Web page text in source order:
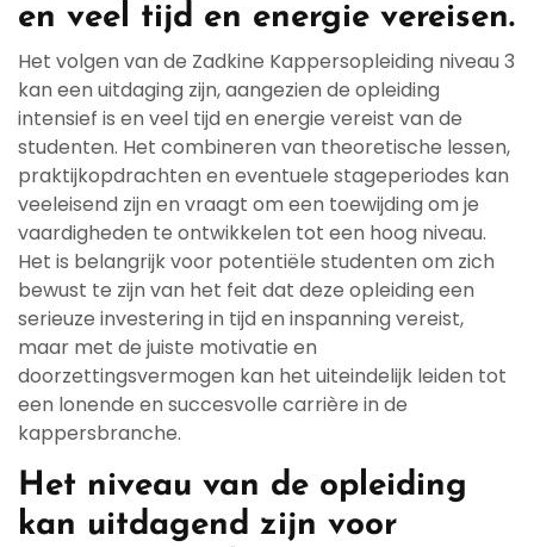
en veel tijd en energie vereisen.
Het volgen van de Zadkine Kappersopleiding niveau 3
kan een uitdaging zijn, aangezien de opleiding
intensief is en veel tijd en energie vereist van de
studenten. Het combineren van theoretische lessen,
praktijkopdrachten en eventuele stageperiodes kan
veeleisend zijn en vraagt om een toewijding om je
vaardigheden te ontwikkelen tot een hoog niveau.
Het is belangrijk voor potentiële studenten om zich
bewust te zijn van het feit dat deze opleiding een
serieuze investering in tijd en inspanning vereist,
maar met de juiste motivatie en
doorzettingsvermogen kan het uiteindelijk leiden tot
een lonende en succesvolle carrière in de
kappersbranche.
Het niveau van de opleiding
kan uitdagend zijn voor